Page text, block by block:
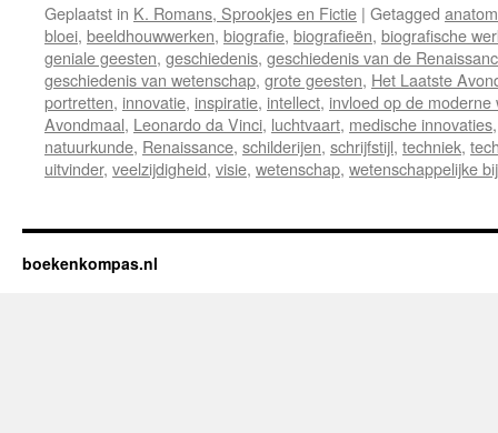
Geplaatst in K. Romans, Sprookjes en Fictie | Getagged
bloei, beeldhouwwerken, biografie, biografieën, biografische
geniale geesten, geschiedenis, geschiedenis van de
geschiedenis van wetenschap, grote geesten, Het Laatste
portretten, innovatie, inspiratie, intellect, invloed op de moderne
Avondmaal, Leonardo da Vinci, luchtvaart, medische innovaties
natuurkunde, Renaissance, schilderijen, schrijfstijl, techniek,
uitvinder, veelzijdigheid, visie, wetenschap, wetenschappelijke
boekenkompas.nl